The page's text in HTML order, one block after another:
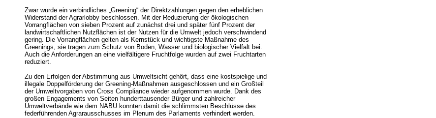
Zwar wurde ein verbindliches „Greening“ der Direktzahlungen gegen den erheblichen
Widerstand der Agrarlobby beschlossen. Mit der Reduzierung der ökologischen
Vorrangflächen von sieben Prozent auf zunächst drei und später fünf Prozent der
landwirtschaftlichen Nutzflächen ist der Nutzen für die Umwelt jedoch verschwindend
gering. Die Vorrangflächen gelten als Kernstück und wichtigste Maßnahme des
Greenings, sie tragen zum Schutz von Boden, Wasser und biologischer Vielfalt bei.
Auch die Anforderungen an eine vielfältigere Fruchtfolge wurden auf zwei Fruchtarten
reduziert.
Zu den Erfolgen der Abstimmung aus Umweltsicht gehört, dass eine kostspielige und
illegale Doppelförderung der Greening-Maßnahmen ausgeschlossen und ein Großteil
der Umweltvorgaben von Cross Compliance wieder aufgenommen wurde. Dank des
großen Engagements von Seiten hunderttausender Bürger und zahlreicher
Umweltverbände wie dem NABU konnten damit die schlimmsten Beschlüsse des
federführenden Agrarausschusses im Plenum des Parlaments verhindert werden.